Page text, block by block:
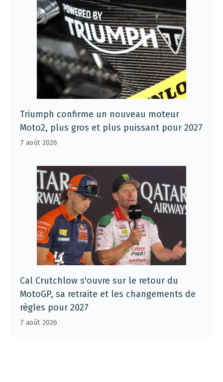
Triumph confirme un nouveau moteur
Moto2, plus gros et plus puissant pour 2027
7 août 2026
Cal Crutchlow s'ouvre sur le retour du
MotoGP, sa retraite et les changements de
règles pour 2027
7 août 2026